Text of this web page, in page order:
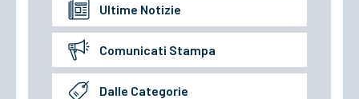
Ultime Notizie
Comunicati Stampa
Dalle Categorie